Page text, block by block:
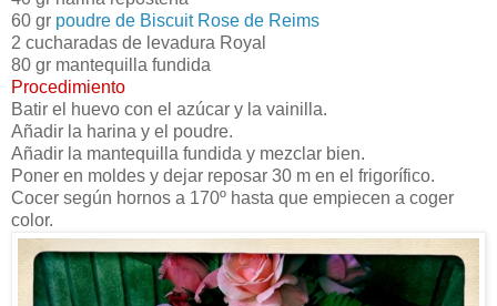
60 gr poudre de Biscuit Rose de Reims
2 cucharadas de levadura Royal
80 gr mantequilla fundida
Procedimiento
Batir el huevo con el azúcar y la vainilla.
Añadir la harina y el poudre.
Añadir la mantequilla fundida y mezclar bien.
Poner en moldes y dejar reposar 30 m en el frigorífico.
Cocer según hornos a 170º hasta que empiecen a coger
color.